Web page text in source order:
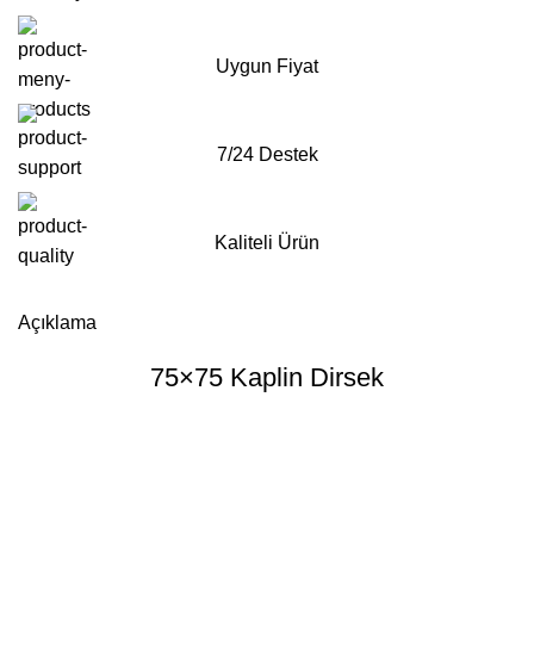
Uygun Fiyat
7/24 Destek
Kaliteli Ürün
Açıklama
75×75 Kaplin Dirsek